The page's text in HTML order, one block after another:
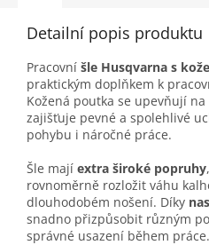
Detailní popis produktu
Pracovní šle Husqvarna s
praktickým doplňkem k
Kožená poutka se upevňují na
zajišťuje pevné a spolehlivé
pohybu i náročné práce.
Šle mají extra široké popruhy
rovnoměrně rozložit váhu
dlouhodobém nošení. Díky
snadno přizpůsobit různým
správné usazení během práce.